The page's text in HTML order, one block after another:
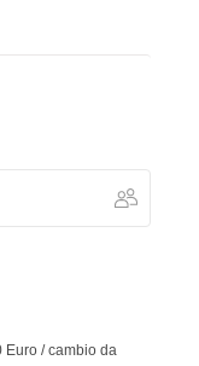
Euro / cambio da